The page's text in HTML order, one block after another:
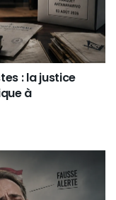
: la justice
à